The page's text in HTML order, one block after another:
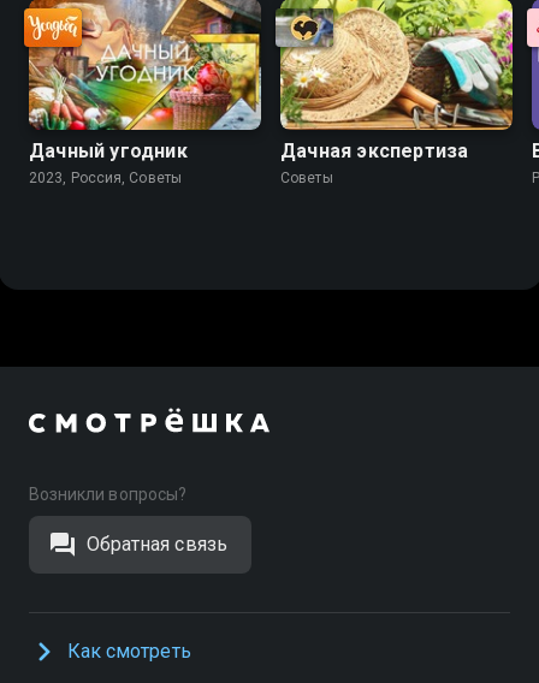
Дачный угодник
2023, Россия, Советы
Дачная экспертиза
Советы
Возникли вопросы?
Обратная связь
Как смотреть